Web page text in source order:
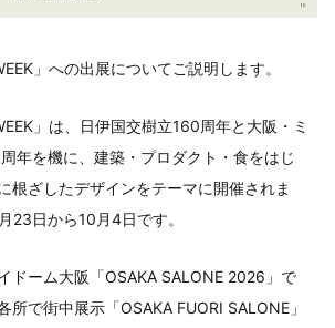
」への出展についてご説明します。
」は、日伊国交樹立160周年と大阪・ミ
年を機に、建築・プロダクト・食をはじ
根ざしたデザインをテーマに開催されま
23日から10月4日です。
ドーム大阪「OSAKA SALONE 2026」で
所で街中展示「OSAKA FUORI SALONE」